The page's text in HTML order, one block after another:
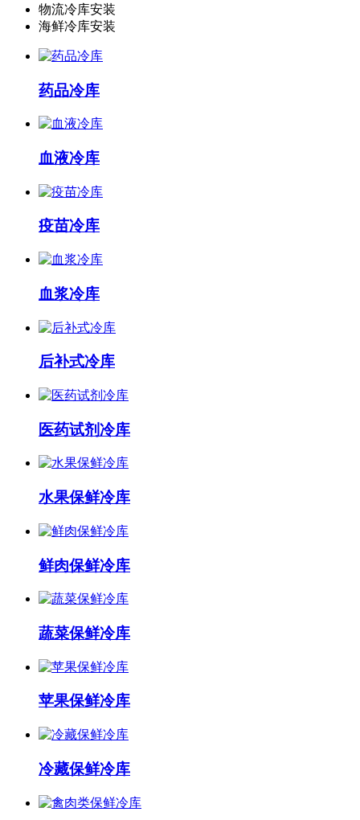
物流冷库安装
海鲜冷库安装
药品冷库
血液冷库
疫苗冷库
血浆冷库
后补式冷库
医药试剂冷库
水果保鲜冷库
鲜肉保鲜冷库
蔬菜保鲜冷库
苹果保鲜冷库
冷藏保鲜冷库